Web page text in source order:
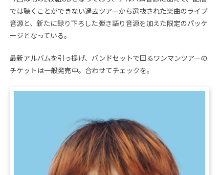
では聴くことができない過去ツアーから選抜された楽曲のライブ
音源と、新たに録り下ろした弾き語り音源を加えた限定のパッケ
ージとなっている。
最新アルバムを引っ提げ、バンドセットで回るワンマンツアーの
チケットは一般発売中。合わせてチェックを。